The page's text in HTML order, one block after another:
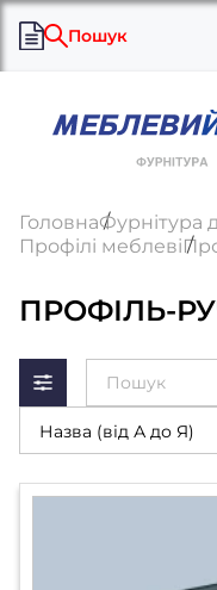
Пошук
ГоловнаФурнітура
Профілі меблеві
ПРОФІЛЬ-
Назва (від А до Я)